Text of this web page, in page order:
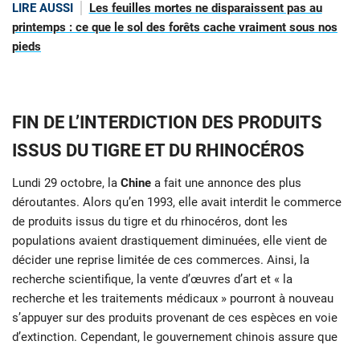
LIRE AUSSI
Les feuilles mortes ne disparaissent pas au
printemps : ce que le sol des forêts cache vraiment sous nos
pieds
FIN DE L’INTERDICTION DES PRODUITS
ISSUS DU TIGRE ET DU RHINOCÉROS
Lundi 29 octobre, la Chine a fait une annonce des plus
déroutantes. Alors qu’en 1993, elle avait interdit le commerce
de produits issus du tigre et du rhinocéros, dont les
populations avaient drastiquement diminuées, elle vient de
décider une reprise limitée de ces commerces. Ainsi, la
recherche scientifique, la vente d’œuvres d’art et « la
recherche et les traitements médicaux » pourront à nouveau
s’appuyer sur des produits provenant de ces espèces en voie
d’extinction. Cependant, le gouvernement chinois assure que